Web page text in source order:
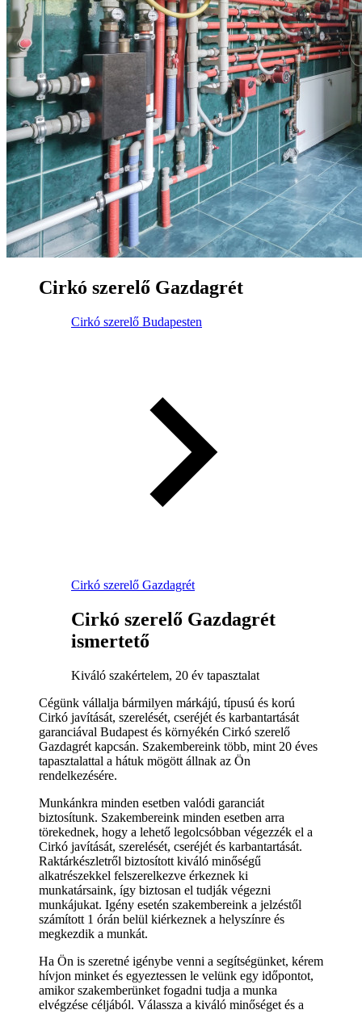
Cirkó szerelő Gazdagrét
Cirkó szerelő Budapesten
Cirkó szerelő Gazdagrét
Cirkó szerelő Gazdagrét
ismertető
Kiváló szakértelem, 20 év tapasztalat
Cégünk vállalja bármilyen márkájú, típusú és korú
Cirkó javítását, szerelését, cseréjét és karbantartását
garanciával Budapest és környékén Cirkó szerelő
Gazdagrét kapcsán. Szakembereink több, mint 20 éves
tapasztalattal a hátuk mögött állnak az Ön
rendelkezésére.
Munkánkra minden esetben valódi garanciát
biztosítunk. Szakembereink minden esetben arra
törekednek, hogy a lehető legolcsóbban végezzék el a
Cirkó javítását, szerelését, cseréjét és karbantartását.
Raktárkészletről biztosított kiváló minőségű
alkatrészekkel felszerelkezve érkeznek ki
munkatársaink, így biztosan el tudják végezni
munkájukat. Igény esetén szakembereink a jelzéstől
számított 1 órán belül kiérkeznek a helyszínre és
megkezdik a munkát.
Ha Ön is szeretné igénybe venni a segítségünket, kérem
hívjon minket és egyeztessen le velünk egy időpontot,
amikor szakemberünket fogadni tudja a munka
elvégzése céljából. Válassza a kiváló minőséget és a